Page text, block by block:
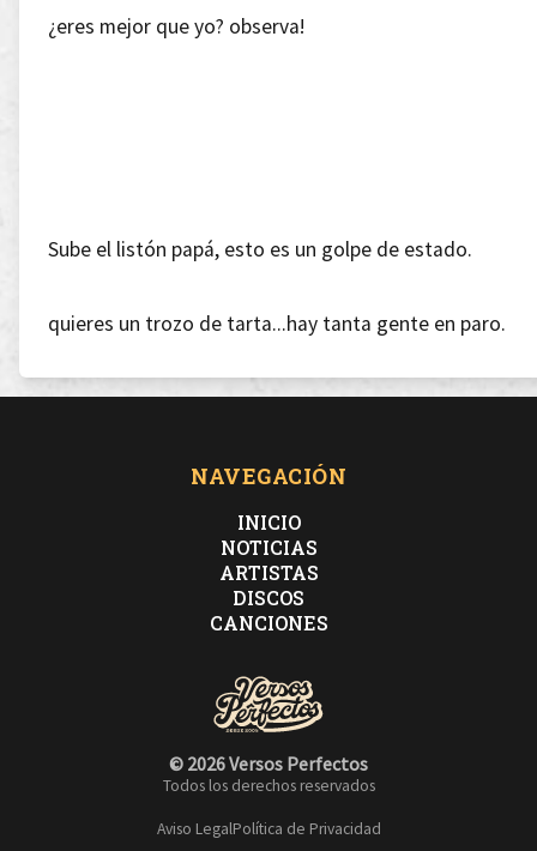
¿eres mejor que yo? observa!
Sube el listón papá, esto es un golpe de estado.
quieres un trozo de tarta...hay tanta gente en paro.
vamos a hablar cara a cara, déjate el teclado,
mantente claro...para, para, para, para, para, para!
Jaque mate a la reina y resurjo,
mancho tu cara de macho de flujo, yo no espero,
NAVEGACIÓN
INICIO
NOTICIAS
ARTISTAS
DISCOS
CANCIONES
© 2026 Versos Perfectos
Todos los derechos reservados
Aviso LegalPolítica de Privacidad